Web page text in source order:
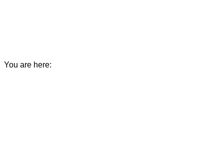
You are here: